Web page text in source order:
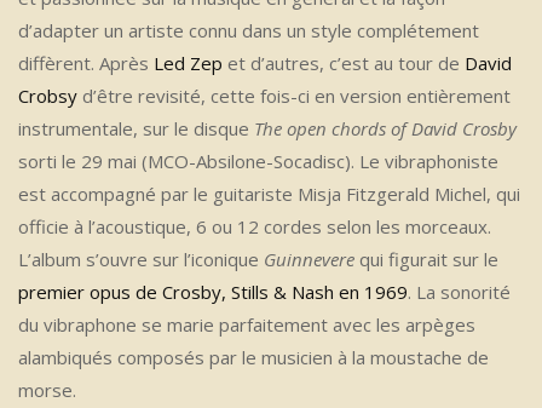
d’adapter un artiste connu dans un style complétement
diffèrent. Après Led Zep et d’autres, c’est au tour de David
Crobsy d’être revisité, cette fois-ci en version entièrement
instrumentale, sur le disque The open chords of David Crosby
sorti le 29 mai (MCO-Absilone-Socadisc). Le vibraphoniste
est accompagné par le guitariste Misja Fitzgerald Michel, qui
officie à l’acoustique, 6 ou 12 cordes selon les morceaux.
L’album s’ouvre sur l’iconique Guinnevere qui figurait sur le
premier opus de Crosby, Stills & Nash en 1969. La sonorité
du vibraphone se marie parfaitement avec les arpèges
alambiqués composés par le musicien à la moustache de
morse.